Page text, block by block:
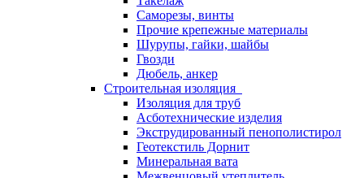
Саморезы, винты
Прочие крепежные материалы
Шурупы, гайки, шайбы
Гвозди
Дюбель, анкер
Строительная изоляция
Изоляция для труб
Асботехнические изделия
Экструдированный пенополистирол
Геотекстиль Дорнит
Минеральная вата